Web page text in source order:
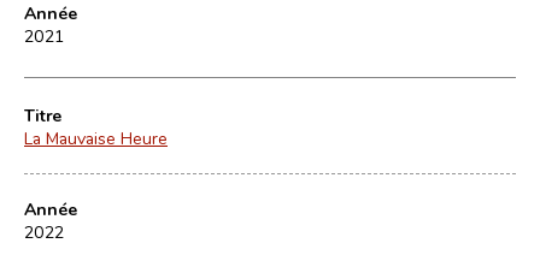
Année
2021
Titre
La Mauvaise Heure
Année
2022